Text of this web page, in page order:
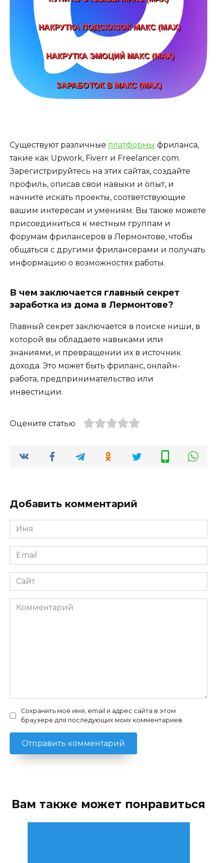
Существуют различные платформы фриланса,
такие как Upwork, Fiverr и Freelancer.com.
Зарегистрируйтесь на этих сайтах, создайте
профиль, описав свои навыки и опыт, и
начните искать проекты, соответствующие
вашим интересам и умениям. Вы также можете
присоединиться к местным группам и
форумам фрилансеров в Лермонтове, чтобы
общаться с другими фрилансерами и получать
информацию о возможностях работы.
В чем заключается главный секрет
заработка из дома в Лермонтове?
Главный секрет заключается в поиске ниши, в
которой вы обладаете навыками или
знаниями, и превращении их в источник
дохода. Это может быть фриланс, онлайн-
работа, предпринимательство или
инвестиции.
Оцените статью
Добавить комментарий
Имя
*
Email
*
Сайт
Комментарий
Сохранить моё имя, email и адрес сайта в этом
браузере для последующих моих комментариев.
Вам также может понравиться